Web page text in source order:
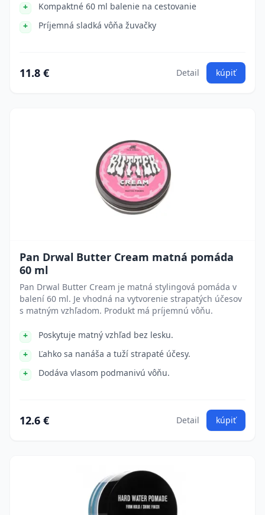
Kompaktné 60 ml balenie na cestovanie
Príjemná sladká vôňa žuvačky
11.8 € Detail kúpiť
Pan Drwal Butter Cream matná pomáda
60 ml
Pan Drwal Butter Cream je matná stylingová pomáda v
balení 60 ml. Je vhodná na vytvorenie strapatých účesov
s matným vzhľadom. Produkt má príjemnú vôňu.
Poskytuje matný vzhľad bez lesku.
Ľahko sa nanáša a tuží strapaté účesy.
Dodáva vlasom podmanivú vôňu.
12.6 € Detail kúpiť